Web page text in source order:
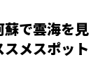
で雲海を見
メスポット